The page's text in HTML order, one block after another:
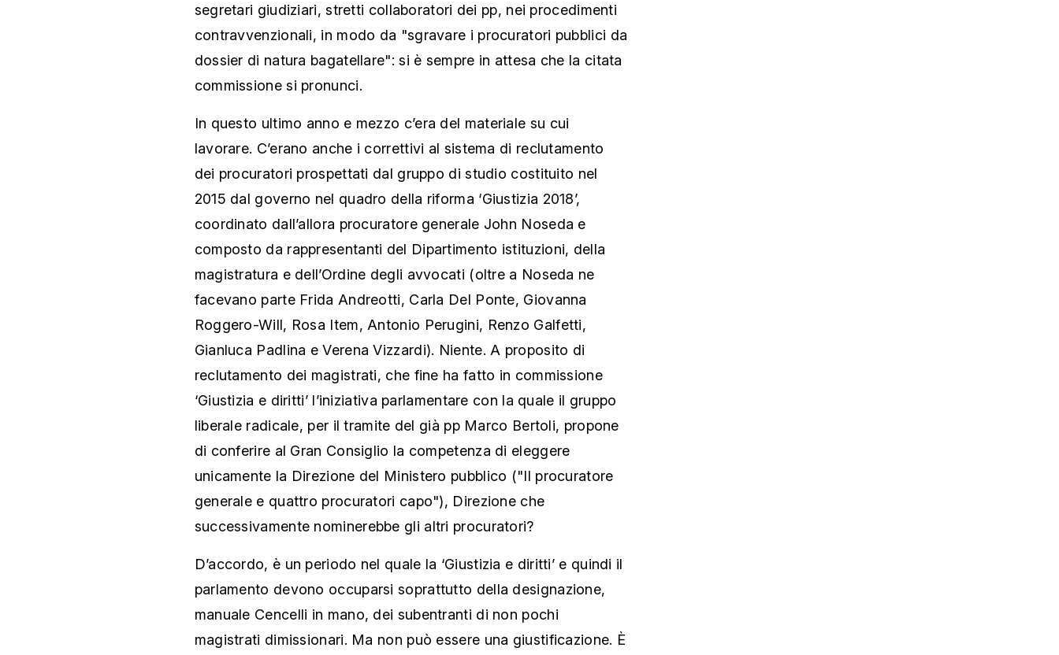
segretari giudiziari, stretti collaboratori dei pp, nei procedimenti
contravvenzionali, in modo da "sgravare i procuratori pubblici da
dossier di natura bagatellare": si è sempre in attesa che la citata
commissione si pronunci.
In questo ultimo anno e mezzo c’era del materiale su cui
lavorare. C’erano anche i correttivi al sistema di reclutamento
dei procuratori prospettati dal gruppo di studio costituito nel
2015 dal governo nel quadro della riforma ‘Giustizia 2018’,
coordinato dall’allora procuratore generale John Noseda e
composto da rappresentanti del Dipartimento istituzioni, della
magistratura e dell’Ordine degli avvocati (oltre a Noseda ne
facevano parte Frida Andreotti, Carla Del Ponte, Giovanna
Roggero-Will, Rosa Item, Antonio Perugini, Renzo Galfetti,
Gianluca Padlina e Verena Vizzardi). Niente. A proposito di
reclutamento dei magistrati, che fine ha fatto in commissione
‘Giustizia e diritti’ l’iniziativa parlamentare con la quale il gruppo
liberale radicale, per il tramite del già pp Marco Bertoli, propone
di conferire al Gran Consiglio la competenza di eleggere
unicamente la Direzione del Ministero pubblico ("Il procuratore
generale e quattro procuratori capo"), Direzione che
successivamente nominerebbe gli altri procuratori?
D’accordo, è un periodo nel quale la ‘Giustizia e diritti’ e quindi il
parlamento devono occuparsi soprattutto della designazione,
manuale Cencelli in mano, dei subentranti di non pochi
magistrati dimissionari. Ma non può essere una giustificazione. È